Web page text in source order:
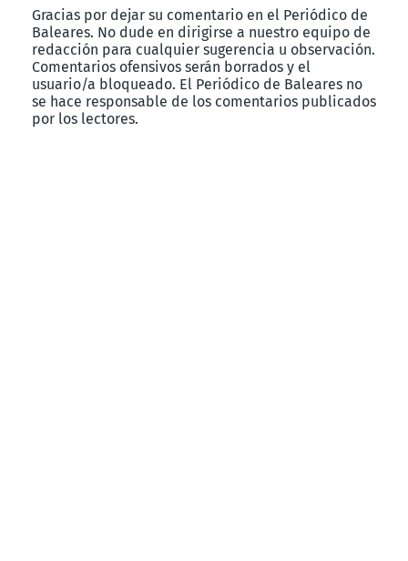
Gracias por dejar su comentario en el Periódico de
Baleares. No dude en dirigirse a nuestro equipo de
redacción para cualquier sugerencia u observación.
Comentarios ofensivos serán borrados y el
usuario/a bloqueado. El Periódico de Baleares no
se hace responsable de los comentarios publicados
por los lectores.